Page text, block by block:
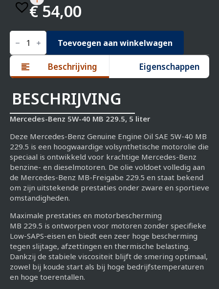
€54,00
Mercedes-
Benz
5W-
40
MB
229.5,
liter
aantal
Toevoegen aan winkelwagen
Beschrijving Eigenschappen
BESCHRIJVING
Mercedes-Benz 5W-40 MB 229.5, 5 liter
Deze Mercedes-Benz Genuine Engine Oil SAE 5W-40 MB
229.5 is een hoogwaardige volsynthetische motorolie die
speciaal is ontwikkeld voor krachtige Mercedes-Benz
benzine- en dieselmotoren. De olie voldoet volledig aan
de Mercedes-Benz MB-Freigabe 229.5 en staat bekend
om zijn uitstekende prestaties onder zware en sportieve
omstandigheden.
Maximale prestaties en motorbescherming
MB 229.5 is ontworpen voor motoren zonder specifieke
Low-SAPS-eisen en biedt een zeer hoge bescherming
tegen slijtage, afzettingen en thermische belasting.
Dankzij de stabiele viscositeit blijft de smering optimaal,
zowel bij koude start als bij hoge bedrijfstemperaturen
en hoge toerentallen.